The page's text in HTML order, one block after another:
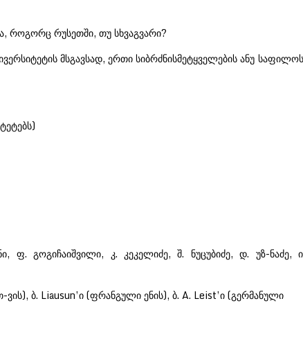
როგორც რუსეთში, თუ სხვაგვარი?
მსგავსად, ერთი სიბრძნისმეტყველების ანუ
გოგიჩაიშვილი, კ. კეკელიძე, შ. ნუცუბიძე, დ. უზ-ნაძე,
ბ. Liausun’ი (ფრანგული ენის), ბ. A. Leist’ი (გერმანული